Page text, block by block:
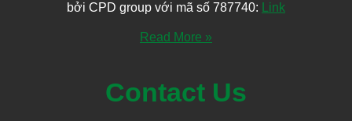
bởi CPD group với mã số 787740: Link
Read More »
Contact Us